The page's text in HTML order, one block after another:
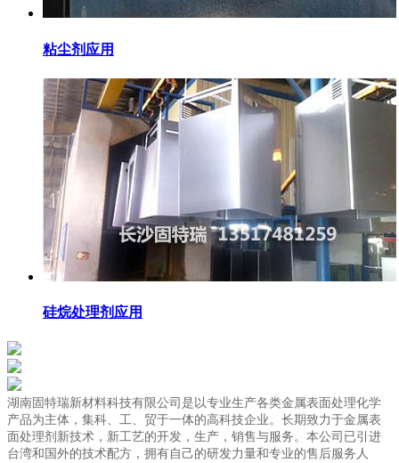
粘尘剂应用
硅烷处理剂应用
湖南固特瑞新材料科技有限公司是以专业生产各类金属表面处理化学
产品为主体，集科、工、贸于一体的高科技企业。长期致力于金属表
面处理剂新技术，新工艺的开发，生产，销售与服务。本公司已引进
台湾和国外的技术配方，拥有自己的研发力量和专业的售后服务人